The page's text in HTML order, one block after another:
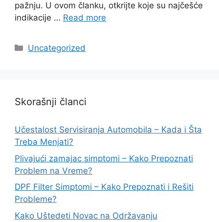
pažnju. U ovom članku, otkrijte koje su najčešće
indikacije … Read more
Categories
Uncategorized
Skorašnji članci
Učestalost Servisiranja Automobila – Kada i Šta
Treba Menjati?
Plivajući zamajac simptomi – Kako Prepoznati
Problem na Vreme?
DPF Filter Simptomi – Kako Prepoznati i Rešiti
Probleme?
Kako Uštedeti Novac na Održavanju